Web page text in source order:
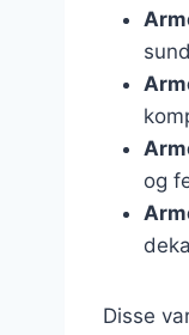
og
Disse